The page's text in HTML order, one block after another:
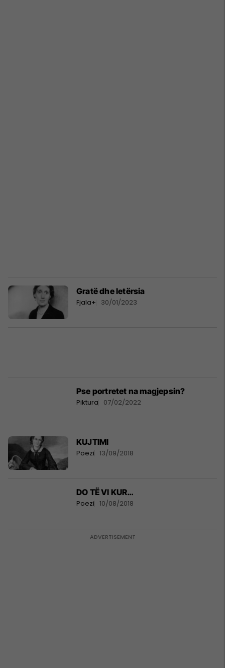
Gratë dhe letërsia
Fjala+ 30/01/2023
Pse portretet na magjepsin?
Piktura 07/02/2022
KUJTIMI
Poezi 13/09/2018
DO TË VI KUR…
Poezi 10/08/2018